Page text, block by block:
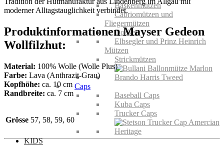
Baskenmützen
Cabriomützen und
Fliegermützen
Docker
Elbsegler und Prinz Heinrich
Mützen
Strickmützen
Caps
Baseball Caps
Kuba Caps
Trucker Caps
KIDS
moderner Alltagstauglichkeit verbindet.
Produktinformationen Mayser Gedeon
Wollfilzhut:
Material: 100% Wolle (Wolle Plus)
Farbe: Lava (Anthrazit-Grau)
Kopfhöhe: ca. 10 cm
Randbreite: ca. 7 cm
Grösse 57, 58, 59, 60